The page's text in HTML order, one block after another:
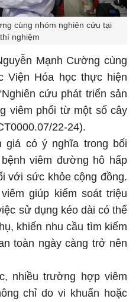
cùng nhóm nghiên cứu tại
nghiệm
Mạnh Cường cùng
Viện Hóa học thực hiện
cứu phát triển sản
viêm phổi từ một số cây
22-24).
giá có ý nghĩa trong bối
viêm đường hô hấp
với sức khỏe cộng đồng.
giúp kiểm soát triệu
sử dụng kéo dài có thể
khiến nhu cầu tìm kiếm
toàn ngày càng trở nên
nhiều trường hợp viêm
chỉ do vi khuẩn hoặc